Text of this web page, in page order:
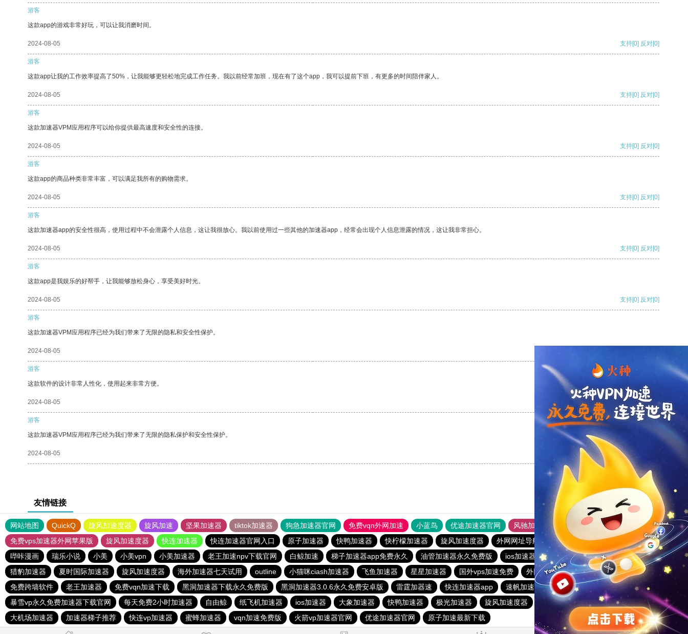
游客
这款app的游戏非常好玩，可以让我消磨时间。
2024-08-05 支持[0] 反对[0]
游客
这款app让我的工作效率提高了50%，让我能够更轻松地完成工作任务。我以前经常加班，现在有了这个app，我可以提前下班，有更多的时间陪伴家人。
2024-08-05 支持[0] 反对[0]
游客
这款加速器VPM应用程序可以给你提供最高速度和安全性的连接。
2024-08-05 支持[0] 反对[0]
游客
这款app的商品种类非常丰富，可以满足我所有的购物需求。
2024-08-05 支持[0] 反对[0]
游客
这款加速器app的安全性很高，使用过程中不会泄露个人信息，这让我很放心。我以前使用过一些其他的加速器app，经常会出现个人信息泄露的情况，这让我非常担心。
2024-08-05 支持[0] 反对[0]
游客
这款app是我娱乐的好帮手，让我能够放松身心，享受美好时光。
2024-08-05 支持[0] 反对[0]
游客
这款加速器VPM应用程序已经为我们带来了无限的隐私和安全性保护。
2024-08-05
游客
这款软件的设计非常人性化，使用起来非常方便。
2024-08-05 支持 [0] 反对 [0]
游客
这款加速器VPM应用程序已经为我们带来了无限的隐私保护和安全性保护。
2024-08-05 支持
友情链接
网站地图 QuickQ 旋风加速度器 旋风加速 坚果加速器 tiktok加速器 狗急加速器官网 免费vqn外网加速 小蓝鸟 优途加速器官网 风驰加速器
旋风加速器
免费vps加速器外网苹果版
旋风加速度器 快连加速器 快连加速器官网入口 原子加速器 快鸭加速器 快柠檬加速器 旋风加速度器 外网网址导航 软件中心 雷霆加速
狂飙加速器
哔咔漫画
瑞乐小说 小美 小美vpn 小美加速器 老王加速npv下载官网 白鲸加速 梯子加速器app免费永久 油管加速器永久免费版 ios加速器 海鸥加速器
飞狗加速器
猎豹加速器
夏时国际加速器 旋风加速度器 海外加速器七天试用 outline 小猫咪ciash加速器 飞鱼加速器 星星加速器 国外vps加速免费 外网加速免费软件 outline
雷轰加速官网
免费跨墙软件
老王加速器 免费vqn加速下载 黑洞加速器下载永久免费版 黑洞加速器3.0.6永久免费安卓版 雷霆加器速 快连加速器app 速帆加速器 2023免费加速神器
老王vp官网
暴雪vp永久免费加速器下载官网
每天免费2小时加速器 自由鲸 纸飞机加速器 ios加速器 大象加速器 快鸭加速器 极光加速器 旋风加速度器 快连lets加速器
outline
大机场加速器
加速器梯子推荐 快连vp加速器 蜜蜂加速器 vqn加速免费版 火箭vp加速器官网 优途加速器官网 原子加速最新下载